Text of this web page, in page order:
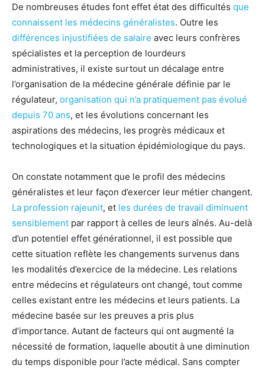
De nombreuses études font effet état des difficultés que
connaissent les médecins généralistes. Outre les
différences injustifiées de salaire avec leurs confrères
spécialistes et la perception de lourdeurs
administratives, il existe surtout un décalage entre
l’organisation de la médecine générale définie par le
régulateur, organisation qui n’a pratiquement pas évolué
depuis 70 ans, et les évolutions concernant les
aspirations des médecins, les progrès médicaux et
technologiques et la situation épidémiologique du pays.
On constate notamment que le profil des médecins
généralistes et leur façon d’exercer leur métier changent.
La profession rajeunit, et les durées de travail diminuent
sensiblement par rapport à celles de leurs aînés. Au-delà
d’un potentiel effet générationnel, il est possible que
cette situation reflète les changements survenus dans
les modalités d’exercice de la médecine. Les relations
entre médecins et régulateurs ont changé, tout comme
celles existant entre les médecins et leurs patients. La
médecine basée sur les preuves a pris plus
d’importance. Autant de facteurs qui ont augmenté la
nécessité de formation, laquelle aboutit à une diminution
du temps disponible pour l’acte médical. Sans compter